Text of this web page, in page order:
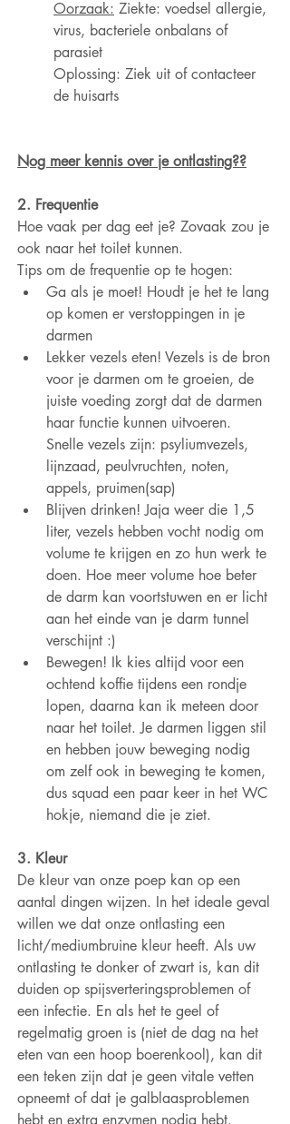
Oorzaak: Ziekte: voedsel allergie,
virus, bacteriele onbalans of
parasiet
Oplossing: Ziek uit of contacteer
de huisarts
Nog meer kennis over je ontlasting??
2. Frequentie
Hoe vaak per dag eet je? Zovaak zou je
ook naar het toilet kunnen.
Tips om de frequentie op te hogen:
Ga als je moet! Houdt je het te lang
op komen er verstoppingen in je
darmen
Lekker vezels eten! Vezels is de bron
voor je darmen om te groeien, de
juiste voeding zorgt dat de darmen
haar functie kunnen uitvoeren.
Snelle vezels zijn: psyliumvezels,
lijnzaad, peulvruchten, noten,
appels, pruimen(sap)
Blijven drinken! Jaja weer die 1,5
liter, vezels hebben vocht nodig om
volume te krijgen en zo hun werk te
doen. Hoe meer volume hoe beter
de darm kan voortstuwen en er licht
aan het einde van je darm tunnel
verschijnt :)
Bewegen! Ik kies altijd voor een
ochtend koffie tijdens een rondje
lopen, daarna kan ik meteen door
naar het toilet. Je darmen liggen stil
en hebben jouw beweging nodig
om zelf ook in beweging te komen,
dus squad een paar keer in het WC
hokje, niemand die je ziet.
3. Kleur
De kleur van onze poep kan op een
aantal dingen wijzen. In het ideale geval
willen we dat onze ontlasting een
licht/mediumbruine kleur heeft. Als uw
ontlasting te donker of zwart is, kan dit
duiden op spijsverteringsproblemen of
een infectie. En als het te geel of
regelmatig groen is (niet de dag na het
eten van een hoop boerenkool), kan dit
een teken zijn dat je geen vitale vetten
opneemt of dat je galblaasproblemen